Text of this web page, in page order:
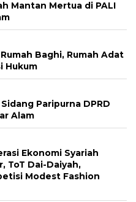
Mantan Mertua di PALI
Baghi, Rumah Adat
Hukum
Paripurna DPRD
Alam
Ekonomi Syariah
ToT Dai-Daiyah,
Modest Fashion